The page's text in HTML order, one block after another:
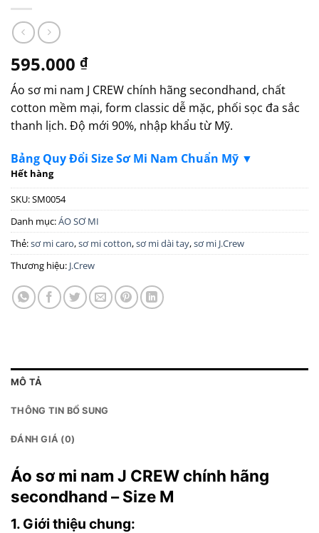
595.000 ₫
Áo sơ mi nam J CREW chính hãng secondhand, chất
cotton mềm mại, form classic dễ mặc, phối sọc đa sắc
thanh lịch. Độ mới 90%, nhập khẩu từ Mỹ.
Bảng Quy Đổi Size Sơ Mi Nam Chuẩn Mỹ ▼
Hết hàng
SKU:SM0054
Danh mục:ÁO SƠ MI
Thẻ:sơ mi caro,sơ mi cotton,sơ mi dài tay,sơ mi J.Crew
Thương hiệu: J.Crew
MÔ TẢ
THÔNG TIN BỔ SUNG
ĐÁNH GIÁ (0)
Áo sơ mi nam J CREW chính hãng
secondhand – Size M
1. Giới thiệu chung: